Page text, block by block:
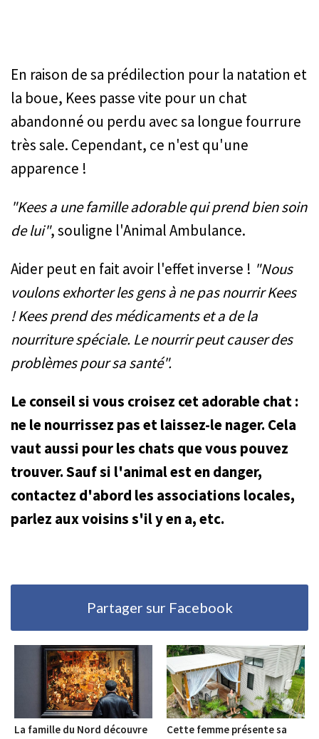
En raison de sa prédilection pour la natation et
la boue, Kees passe vite pour un chat
abandonné ou perdu avec sa longue fourrure
très sale. Cependant, ce n'est qu'une
apparence !
"Kees a une famille adorable qui prend bien soin
de lui", souligne l'Animal Ambulance.
Aider peut en fait avoir l'effet inverse ! "Nous
voulons exhorter les gens à ne pas nourrir Kees
! Kees prend des médicaments et a de la
nourriture spéciale. Le nourrir peut causer des
problèmes pour sa santé".
Le conseil si vous croisez cet adorable chat :
ne le nourrissez pas et laissez-le nager. Cela
vaut aussi pour les chats que vous pouvez
trouver. Sauf si l'animal est en danger,
contactez d'abord les associations locales,
parlez aux voisins s'il y en a, etc.
Partager sur Facebook
La famille du Nord découvre
Cette femme présente sa